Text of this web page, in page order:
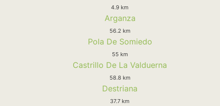
4.9 km
Arganza
56.2 km
Pola De Somiedo
55 km
Castrillo De La Valduerna
58.8 km
Destriana
37.7 km